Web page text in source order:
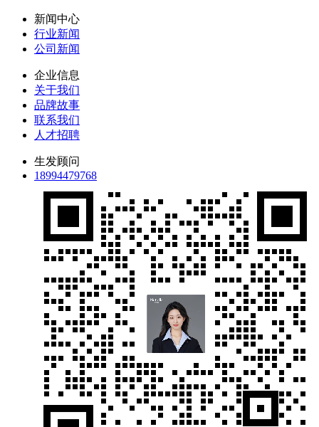
新闻中心
行业新闻
公司新闻
企业信息
关于我们
品牌故事
联系我们
人才招聘
生发顾问
18994479768